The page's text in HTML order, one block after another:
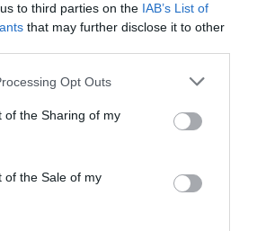
to third parties on the IAB’s List of
that may further disclose it to other
Opt Outs
of the Sharing of my
of the Sale of my